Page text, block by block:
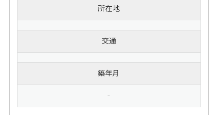
所在地
交通
築年月
-